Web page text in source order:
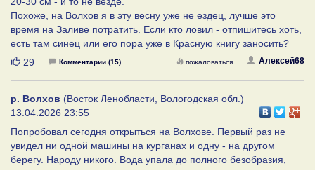
Похоже, на Волхов я в эту весну уже не ездец, лучше это
время на Заливе потратить. Если кто ловил - отпишитесь хоть,
есть там синец или его пора уже в Красную книгу заносить?
Нравится
29 Комментарии (15) Алексей68
пожаловаться
р. Волхов (Восток Ленобласти, Вологодская обл.)
13.04.2026 23:55
Попробовал сегодня открыться на Волхове. Первый раз не
увидел ни одной машины на курганах и одну - на другом
берегу. Народу никого. Вода упала до полного безобразия,